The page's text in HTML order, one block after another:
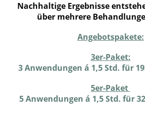
Nachhaltige Ergebnisse
über mehrere
Angebotspakete:
3er-Paket:
3 Anwendungen á 1,5 Std. für
5er-Paket
5 Anwendungen á 1,5 Std. für